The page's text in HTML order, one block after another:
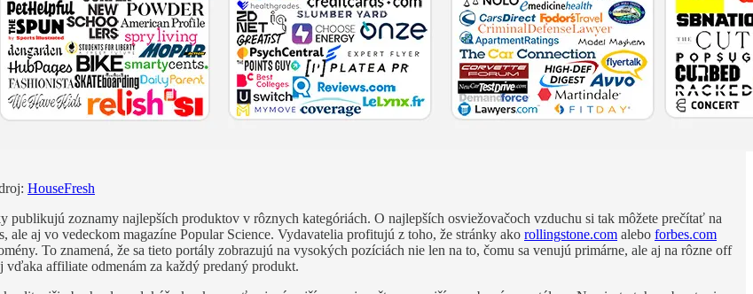
HouseFresh
zoznamy najlepších produktov v rôznych kategóriách. O najlepších osviežovačoch vzduchu si tak môžete prečítať na
aj vo vedeckom magazíne Popular Science. Vydavatelia profitujú z toho, že stránky ako rollingstone.com alebo forbes.com
To znamená, že sa tieto portály zobrazujú na vysokých pozíciách nie len na to, čomu sa venujú primárne, ale aj na rôzne off
vďaka affiliate odmenám za každý predaný produkt.